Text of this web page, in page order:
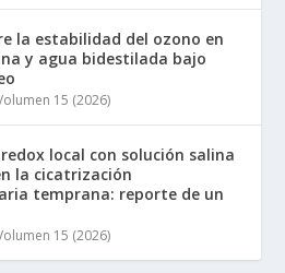
la estabilidad del ozono en
y agua bidestilada bajo
15 (2026)
local con solución salina
la cicatrización
temprana: reporte de un
15 (2026)